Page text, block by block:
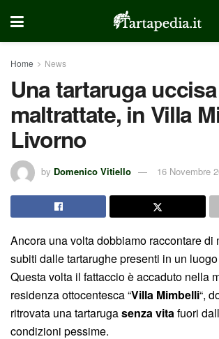
Home News
Una tartaruga
maltrattate, in Villa
Livorno
by Domenico Vitiello 16 Novembre
Ancora una volta dobbiamo raccontare di
subiti dalle tartarughe presenti in un
Questa volta il fattaccio è accaduto nella
residenza ottocentesca “Villa Mimbelli“,
ritrovata una tartarugasenza vitafuori
condizioni pessime.